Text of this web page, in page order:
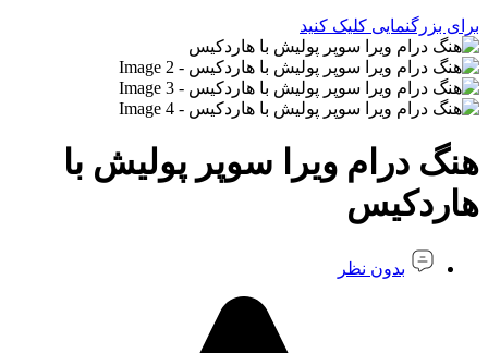
برای بزرگنمایی کلیک کنید
هنگ درام ویرا سوپر پولیش با
هاردکیس
بدون نظر